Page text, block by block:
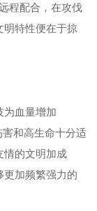
程配合，在攻伐
明特性便在于掠
为血量增加
和高生命十分适
情的文明加成
更加频繁强力的